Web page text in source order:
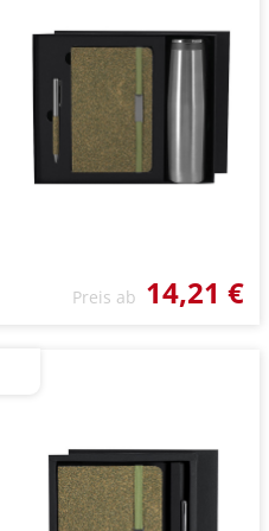
Preis ab 14,21 €